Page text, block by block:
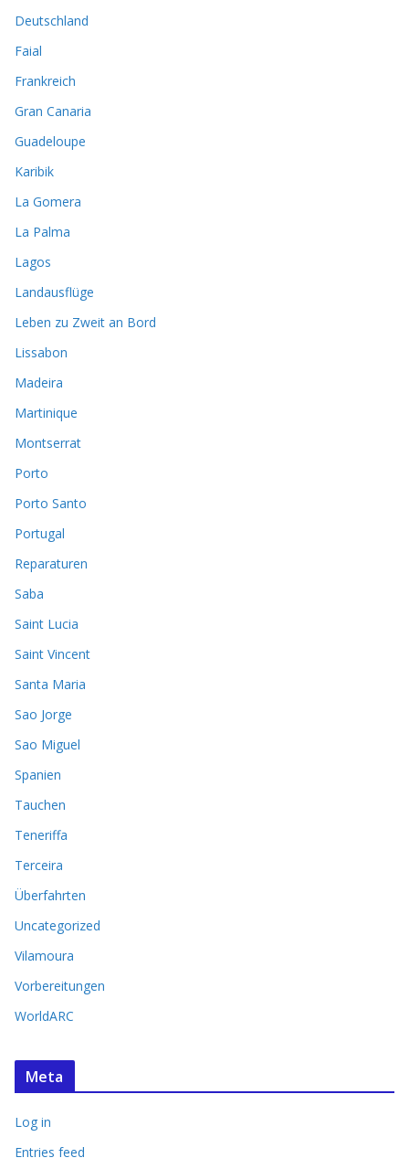
Deutschland
Faial
Frankreich
Gran Canaria
Guadeloupe
Karibik
La Gomera
La Palma
Lagos
Landausflüge
Leben zu Zweit an Bord
Lissabon
Madeira
Martinique
Montserrat
Porto
Porto Santo
Portugal
Reparaturen
Saba
Saint Lucia
Saint Vincent
Santa Maria
Sao Jorge
Sao Miguel
Spanien
Tauchen
Teneriffa
Terceira
Überfahrten
Uncategorized
Vilamoura
Vorbereitungen
WorldARC
Meta
Log in
Entries feed